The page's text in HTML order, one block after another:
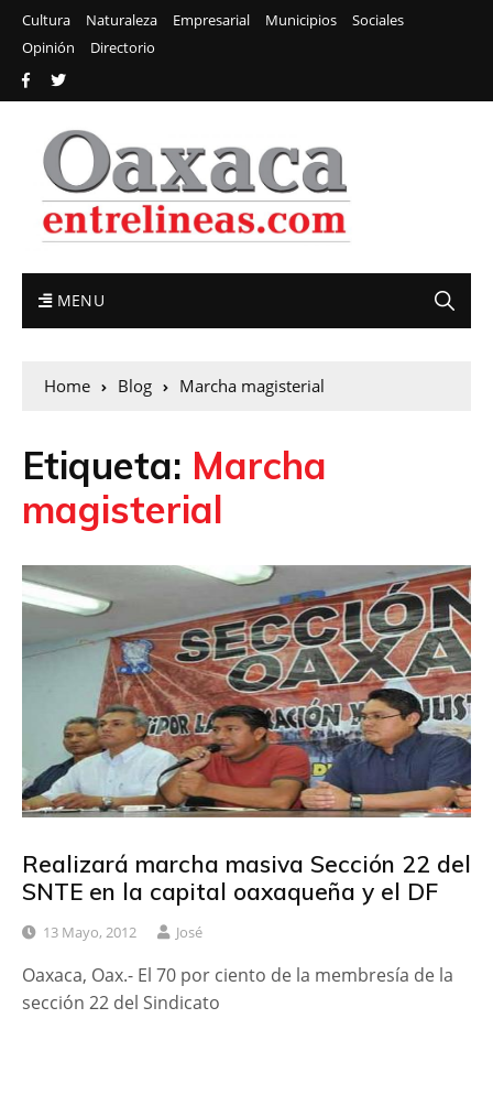
Cultura Naturaleza Empresarial Municipios
Sociales
Opinión
Directorio
MENU
Home Blog Marcha magisterial
Etiqueta: Marcha
magisterial
Realizará marcha masiva Sección 22 del
SNTE en la capital oaxaqueña y el DF
13 Mayo, 2012 José
Oaxaca, Oax.- El 70 por ciento de la membresía de la
sección 22 del Sindicato